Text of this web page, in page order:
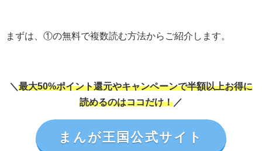
まずは、①の無料で複数読む方法からご紹介します。
＼ 最大50%ポイント還元やキャンペーンで半額以上お得に
読めるのはココだけ！ ／
まんが王国公式サイト